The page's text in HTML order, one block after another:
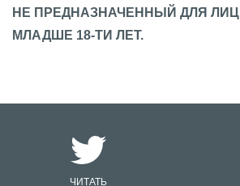
НЕ ПРЕДНАЗНАЧЕННЫЙ ДЛЯ ЛИЦ
МЛАДШЕ 18-ТИ ЛЕТ.
ЧИТАТЬ